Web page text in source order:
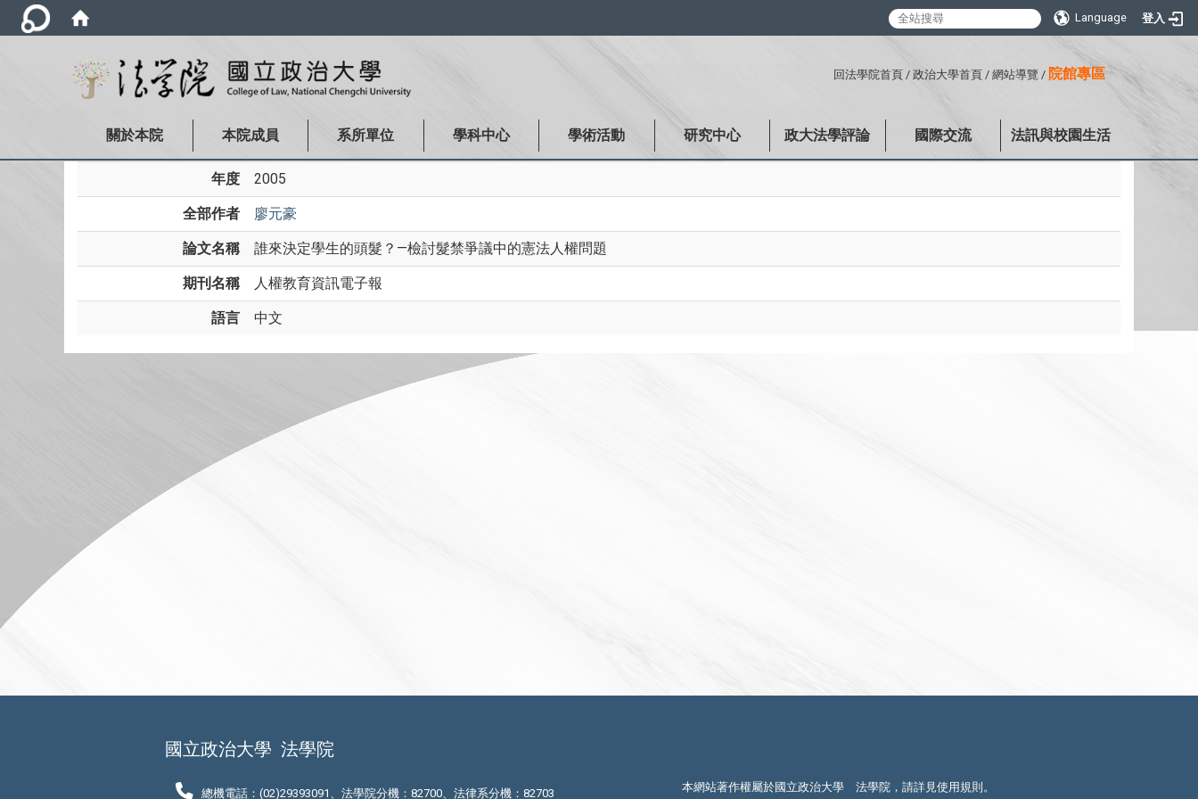
Language 登入
回法學院首頁 / 政治大學首頁 / 網站導覽 / 院館專區
關於本院 本院成員 系所單位 學科中心 學術活動 研究中心 政大法學評論 國際交流 法訊與校園生活
年度 2005
全部作者 廖元豪
論文名稱 誰來決定學生的頭髮？—檢討髮禁爭議中的憲法人權問題
期刊名稱 人權教育資訊電子報
語言 中文
國立政治大學 法學院
總機電話：(02)29393091、法學院分機：82700、法律系分機：82703 本網站著作權屬於國立政治大學 法學院，請詳見使用規則 。